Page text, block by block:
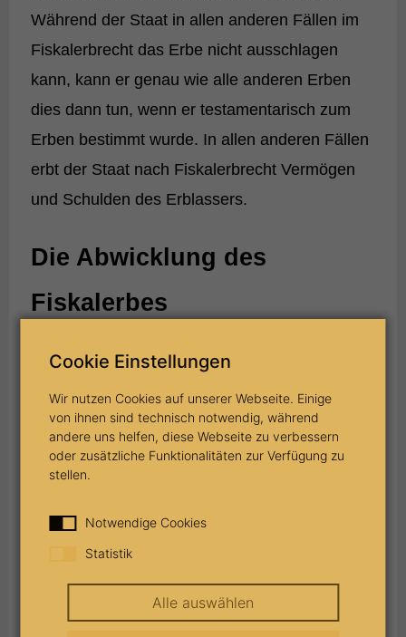
Während der Staat in allen anderen Fällen im
Fiskalerbrecht das Erbe nicht ausschlagen
kann, kann er genau wie alle anderen Erben
dies dann tun, wenn er testamentarisch zum
Erben bestimmt wurde. In allen anderen Fällen
erbt der Staat nach Fiskalerbrecht Vermögen
und Schulden des Erblassers.
Die Abwicklung des
Fiskalerbes
Der Ablauf ist im Fiskalerbrecht vorgegeben:
Zunächst sucht das Nachlassgericht nach
gesetzlichen oder testamentarischen Erben
und bestellt bis dahin einen Nachlasspfleger.
Sind keine Erben mehr auffindbar oder haben
verkauft oder versteigert dann die mobilen und
Cookie Einstellungen
Wir nutzen Cookies auf unserer Webseite. Einige
von ihnen sind technisch notwendig, während
andere uns helfen, diese Webseite zu verbessern
oder zusätzliche Funktionalitäten zur Verfügung zu
stellen.
Notwendige Cookies
Statistik
Alle auswählen